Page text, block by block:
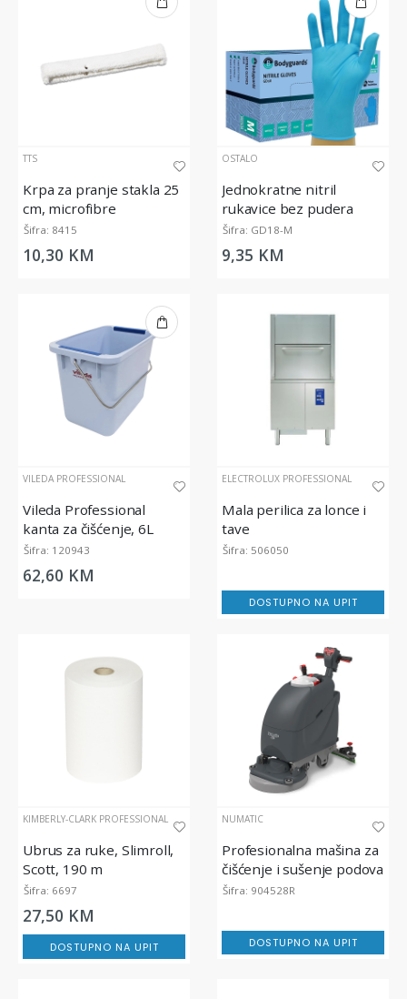
TTS
Krpa za pranje stakla 25
cm, microfibre
Šifra: 8415
10,30 KM
OSTALO
Jednokratne nitril
rukavice bez pudera
Polyco Bodyguards
GD18, plave, 100/1
Šifra: GD18-M
9,35 KM
VILEDA PROFESSIONAL
Vileda Professional
kanta za čišćenje, 6L
Šifra: 120943
62,60 KM
ELECTROLUX PROFESSIONAL
Mala perilica za lonce i
tave
Šifra: 506050
DOSTUPNO NA UPIT
KIMBERLY-CLARK PROFESSIONAL
Ubrus za ruke, Slimroll,
Scott, 190 m
Šifra: 6697
27,50 KM
DOSTUPNO NA UPIT
NUMATIC
Profesionalna mašina za
čišćenje i sušenje podova
s litijum baterijom,
Šifra: 904528R
DOSTUPNO NA UPIT